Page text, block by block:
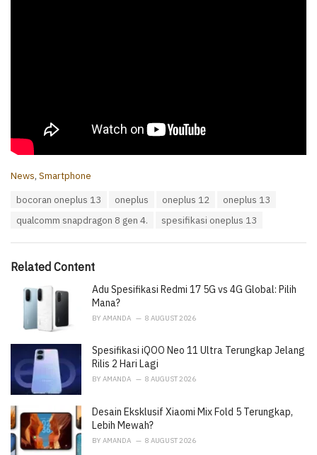
C
i
News, Smartphone
bocoran oneplus 13 oneplus oneplus 12
oneplus 13
qualcomm snapdragon 8 gen 4.
spesifikasi oneplus 13
Related Content
Adu Spesifikasi Redmi 17 5G vs 4G Global: Pilih
Mana?
BY AMANDA 8 AUGUST 2026
Spesifikasi iQOO Neo 11 Ultra Terungkap Jelang
Rilis 2 Hari Lagi
BY AMANDA 8 AUGUST 2026
Desain Eksklusif Xiaomi Mix Fold 5 Terungkap,
Lebih Mewah?
BY AMANDA 8 AUGUST 2026